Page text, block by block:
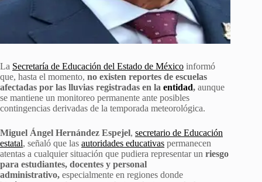
La Secretaría de Educación del Estado de México informó
que, hasta el momento, no existen reportes de escuelas
afectadas por las lluvias registradas en la entidad, aunque
se mantiene un monitoreo permanente ante posibles
contingencias derivadas de la temporada meteorológica.
Miguel Ángel Hernández Espejel, secretario de Educación
estatal, señaló que las autoridades educativas permanecen
atentas a cualquier situación que pudiera representar un riesgo
para estudiantes, docentes y personal
administrativo, especialmente en regiones donde